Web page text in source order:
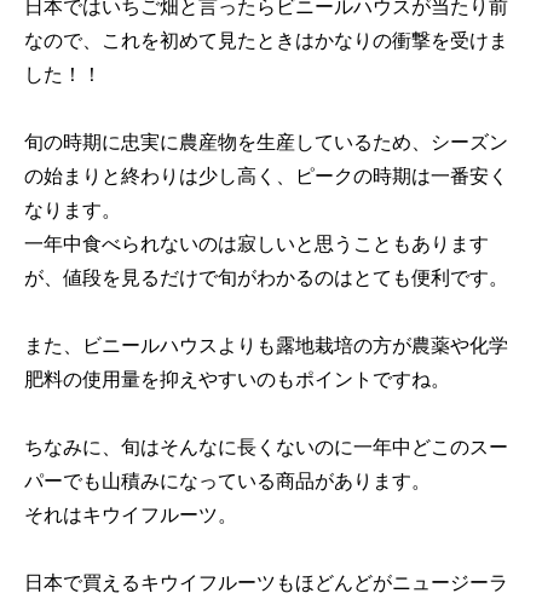
日本ではいちご畑と言ったらビニールハウスが当たり前
なので、これを初めて見たときはかなりの衝撃を受けま
した！！
旬の時期に忠実に農産物を生産しているため、シーズン
の始まりと終わりは少し高く、ピークの時期は一番安く
なります。
一年中食べられないのは寂しいと思うこともあります
が、値段を見るだけで旬がわかるのはとても便利です。
また、ビニールハウスよりも露地栽培の方が農薬や化学
肥料の使用量を抑えやすいのもポイントですね。
ちなみに、旬はそんなに長くないのに一年中どこのスー
パーでも山積みになっている商品があります。
それはキウイフルーツ。
日本で買えるキウイフルーツもほどんどがニュージーラ